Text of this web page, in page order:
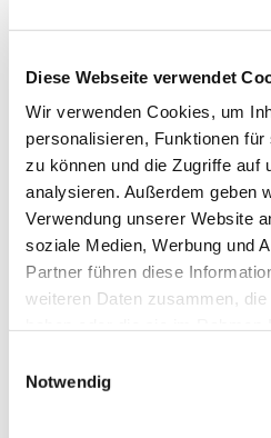
Diese Webseite verwendet
Wir verwenden Cookies, um
personalisieren, Funktionen
zu können und die Zugriffe auf
analysieren. Außerdem geben
Verwendung unserer Website
soziale Medien, Werbung und
Partner führen diese
weiteren Daten zusammen,
Notwendig